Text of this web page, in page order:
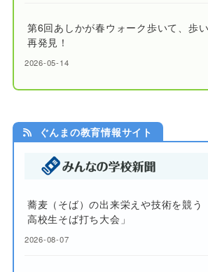
第6回あしかが春ウォーク歩いて、歩
再発見！
2026-05-14
ぐんまの教育情報サイト
蕎麦（そば）の出来栄えや技術を競
高校生そば打ち大会」
2026-08-07